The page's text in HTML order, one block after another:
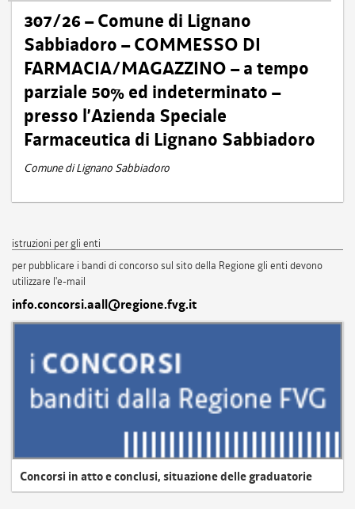
307/26 – Comune di Lignano
Sabbiadoro – COMMESSO DI
FARMACIA/MAGAZZINO – a tempo
parziale 50% ed indeterminato –
presso l’Azienda Speciale
Farmaceutica di Lignano Sabbiadoro
Comune di Lignano Sabbiadoro
istruzioni per gli enti
per pubblicare i bandi di concorso sul sito della Regione gli enti devono
utilizzare l'e-mail
info.concorsi.aall@regione.fvg.it
Concorsi in atto e conclusi, situazione delle graduatorie